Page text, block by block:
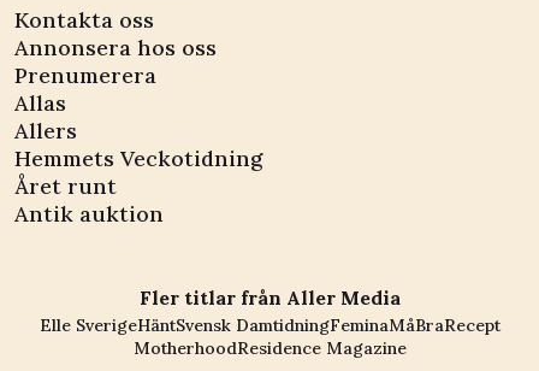
Kontakta oss
Annonsera hos oss
Prenumerera
Allas
Allers
Hemmets Veckotidning
Året runt
Antik auktion
Fler titlar från Aller Media
Elle SverigeHäntSvensk DamtidningFeminaMåBraRecept
MotherhoodResidence Magazine